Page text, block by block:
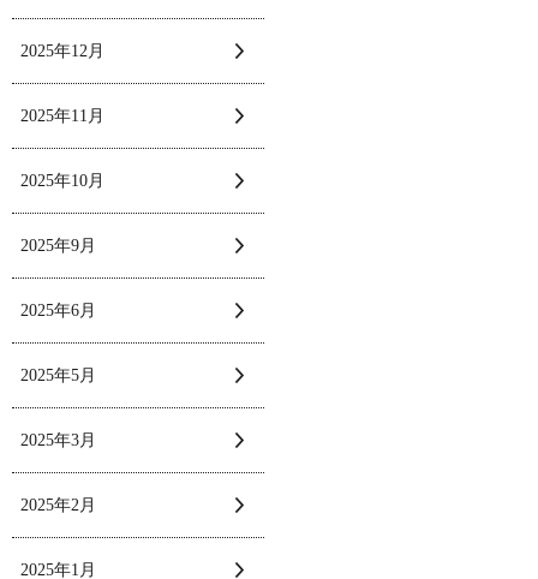
2025年12月
2025年11月
2025年10月
2025年9月
2025年6月
2025年5月
2025年3月
2025年2月
2025年1月